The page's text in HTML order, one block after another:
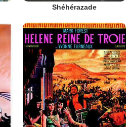
Shéhérazade